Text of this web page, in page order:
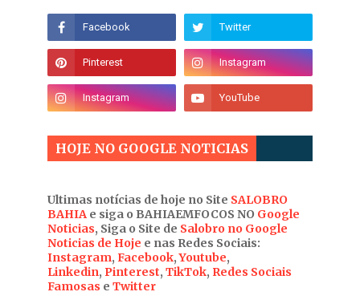
HOJE NO GOOGLE NOTICIAS
Ultimas notícias de hoje no Site SALOBRO
BAHIA e siga o BAHIAEMFOCOS NO Google
Noticias, Siga o Site de Salobro no Google
Noticias de Hoje e nas Redes Sociais:
Instagram, Facebook,Youtube,
Linkedin, Pinterest, TikTok, Redes Sociais
Famosas e Twitter